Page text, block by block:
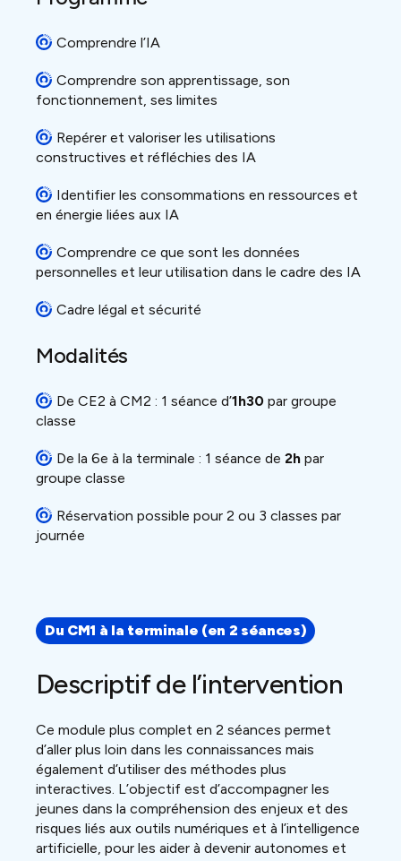
Comprendre l’IA
Comprendre son apprentissage, son
fonctionnement, ses limites
Repérer et valoriser les utilisations
constructives et réfléchies des IA
Identifier les consommations en ressources et
en énergie liées aux IA
Comprendre ce que sont les données
personnelles et leur utilisation dans le cadre des IA
Cadre légal et sécurité
Modalités
De CE2 à CM2 : 1 séance d’1h30 par groupe
classe
De la 6e à la terminale : 1 séance de 2h par
groupe classe
Réservation possible pour 2 ou 3 classes par
journée
Du CM1 à la terminale (en 2 séances)
Descriptif de l’intervention
Ce module plus complet en 2 séances permet
d’aller plus loin dans les connaissances mais
également d’utiliser des méthodes plus
interactives. L’objectif est d’accompagner les
jeunes dans la compréhension des enjeux et des
risques liés aux outils numériques et à l’intelligence
artificielle, pour les aider à devenir autonomes et